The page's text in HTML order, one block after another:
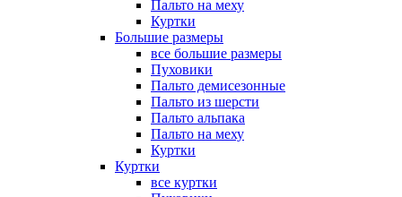
Пальто на меху
Куртки
Большие размеры
все большие размеры
Пуховики
Пальто демисезонные
Пальто из шерсти
Пальто альпака
Пальто на меху
Куртки
Куртки
все куртки